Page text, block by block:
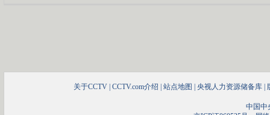
关于CCTV | CCTV.com介绍 | 站点地图 | 央视人力资源储备库 |
中国中